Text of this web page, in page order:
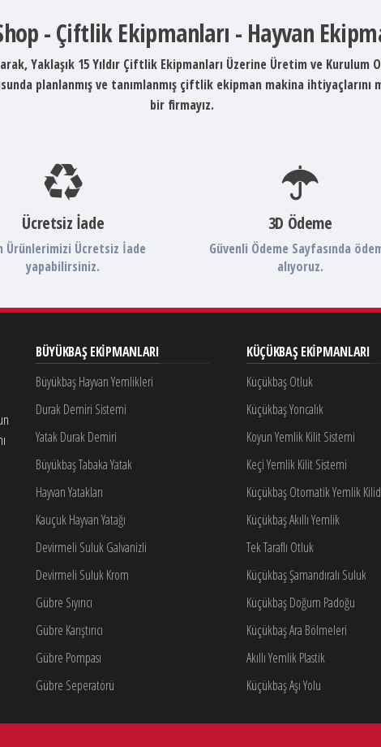
- Çiftlik Ekipmanları - Hayvan
Yaklaşık 15 Yıldır Çiftlik Ekipmanları Üzerine Üretim ve
planlanmış ve tanımlanmış çiftlik ekipman makina
bir firmayız.
Ücretsiz İade
Ürünlerimizi Ücretsiz İade
yapabilirsiniz.
3D Ödeme
Güvenli Ödeme Sayfasında
alıyoruz.
BÜYÜKBAŞ EKIPMANLARI
Büyükbaş Hayvan Yemlikleri
Durak Demiri Sistemi
Yatak Durak Demiri
Büyükbaş Tabaka Yatak
Hayvan Yatakları
Kauçuk Hayvan Yatağı
Devirmeli Suluk Galvanizli
Devirmeli Suluk Krom
Gübre Sıyırıcı
Gübre Karıştırıcı
Gübre Pompası
Gübre Seperatörü
KÜÇÜKBAŞ EKIPMANLARI
Küçükbaş Otluk
Küçükbaş Yoncalık
Koyun Yemlik Kilit Sistemi
Keçi Yemlik Kilit Sistemi
Küçükbaş Otomatik Yemlik
Küçükbaş Akıllı Yemlik
Tek Taraflı Otluk
Küçükbaş Şamandıralı Suluk
Küçükbaş Doğum Padoğu
Küçükbaş Ara Bölmeleri
Akıllı Yemlik Plastik
Küçükbaş Aşı Yolu